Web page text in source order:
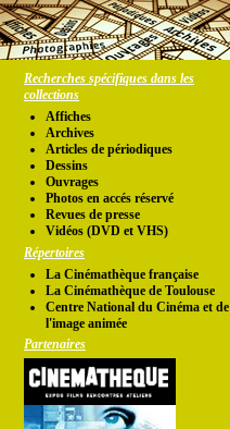
Recherches spécifiques dans les
collections
Affiches
Archives
Articles de périodiques
Dessins
Ouvrages
Photos en accés réservé
Revues de presse
Vidéos (DVD et VHS)
Répertoires
La Cinémathèque française
La Cinémathèque de Toulouse
Centre National du Cinéma et de
l'image animée
Partenaires